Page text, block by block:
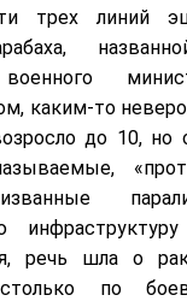
трех линий
каким-то
до 10, но
речь шла о
по